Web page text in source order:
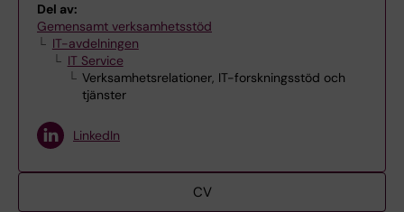
Del av:
Gemensamt verksamhetsstöd
IT-avdelningen
IT Service
Verksamhetsrelationer, IT-forskningsstöd och
tjänster
LinkedIn
CV